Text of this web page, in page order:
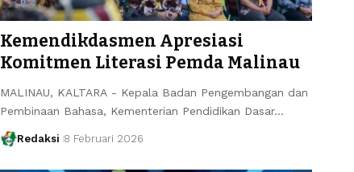
Kemendikdasmen Apresiasi
Komitmen Literasi Pemda Malinau
MALINAU, KALTARA - Kepala Badan Pengembangan dan
Pembinaan Bahasa, Kementerian Pendidikan Dasar…
Redaksi 8 Februari 2026